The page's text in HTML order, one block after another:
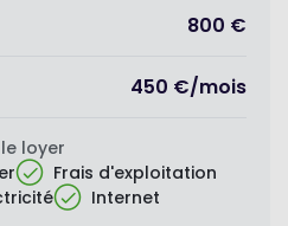
800 €
450 €/mois
loyer
Frais d'exploitation
Internet